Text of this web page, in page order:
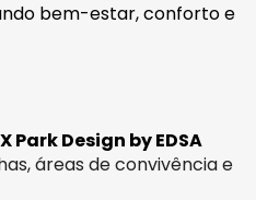
bem-estar, conforto e
Park Design by EDSA
áreas de convivência e